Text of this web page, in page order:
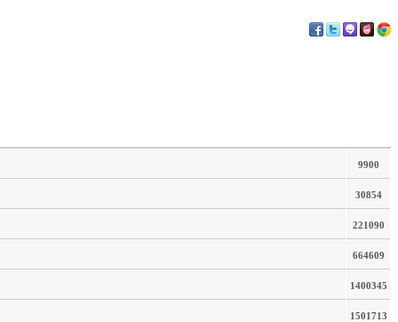
9900
30854
221090
664609
1400345
1501713